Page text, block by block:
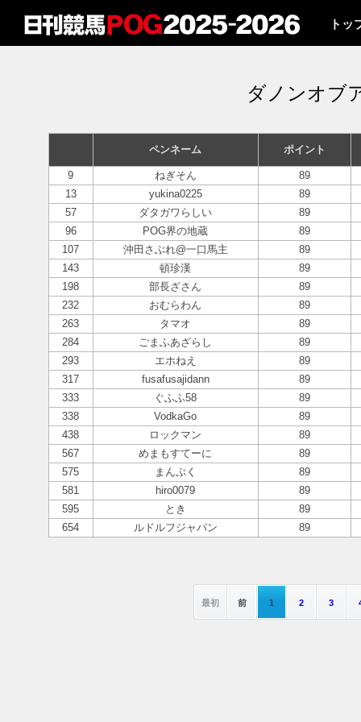
トッ
ダノンオブ
ペンネーム ポイント
9 ねぎそん
89
13
yukina0225
89
57
ダタガワらしい
89
96
POG界の地蔵
89
107
沖田さぶれ@一口馬主
89
143
頓珍漢
89
198
部長ざさん
89
232
おむらわん
89
263
タマオ
89
284
ごまふあざらし
89
293
エホねえ
89
317
fusafusajidann
89
333
ぐふふ58
89
338
VodkaGo
89
438
ロックマン
89
567
めまもすてーに
89
575
まんぷく
89
581
hiro0079
89
595
とき
89
654
ルドルフジャパン 89
最初 前 1 2 3